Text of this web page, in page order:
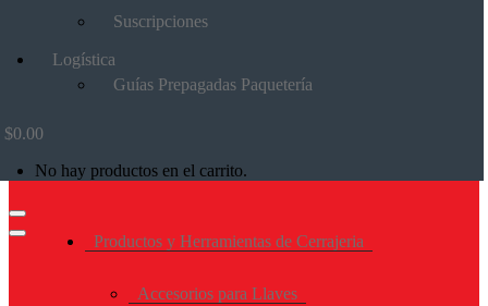
Suscripciones
Logística
Guías Prepagadas Paquetería
$0.00
No hay productos en el carrito.
Productos y Herramientas de Cerrajeria
Accesorios para Llaves